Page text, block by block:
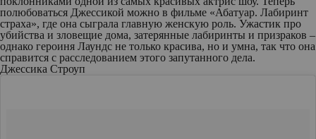
полюбоваться Джессикой можно в фильме «Абатуар. Лабиринт
страха», где она сыграла главную женскую роль. Ужастик про
убийства и зловещие дома, затерянные лабиринты и призраков –
однако героиня Лаундс не только красива, но и умна, так что она
справится с расследованием этого запутанного дела.
Джессика Строуп